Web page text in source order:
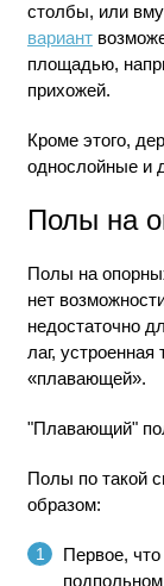
столбы, или
вариант
площадью,
прихожей.
Кроме этого,
однослойные и
Полы на
Полы на
нет
недостаточно
лаг,
«плавающей».
"Плавающий"
Полы по такой
образом:
Первое,